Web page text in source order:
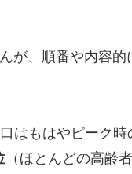
が、順番や内容
はもはやピーク時
（ほとんどの高齢